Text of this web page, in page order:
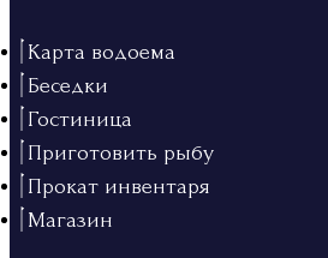
Карта водоема
Беседки
Гостиница
Приготовить рыбу
Прокат инвентаря
Магазин